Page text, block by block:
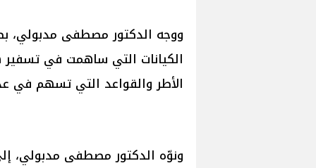
ووجه الدكتور مصطفى مدبولي،
الكيانات التي ساهمت في تسفير
الأطر والقواعد التي تسهم في
ونوّه الدكتور مصطفى مدبولي،